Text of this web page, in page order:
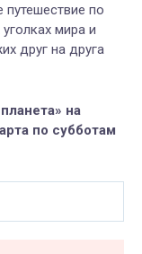
путешествие по
мира и
друг на друга
на
по субботам